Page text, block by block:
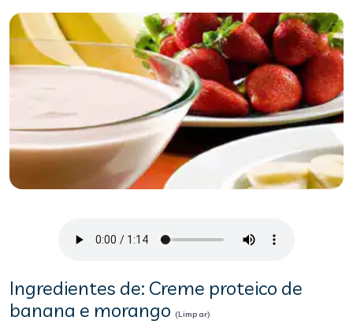
Ingredientes de: Creme proteico de
banana e morango (Limpar)